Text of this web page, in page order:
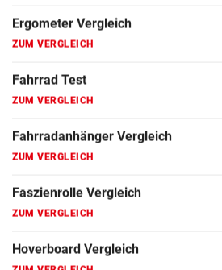
ZUM VERGLEICH
ZUM VERGLEICH
ZUM VERGLEICH
ZUM VERGLEICH
ZUM VERGLEICH